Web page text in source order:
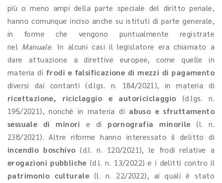
più o meno ampi della parte speciale del diritto penale,
hanno comunque inciso anche su istituti di parte generale,
in forme che vengono puntualmente registrate
nel Manuale. In alcuni casi il legislatore era chiamato a
dare attuazione a direttive europee, come quelle in
materia di frodi e falsificazione di mezzi di pagamento
diversi dai contanti (d.lgs. n. 184/2021), in materia di
ricettazione, riciclaggio e autoriciclaggio (d.lgs. n.
195/2021), nonché in materia di abuso e sfruttamento
sessuale di minori e di pornografia minorile (l. n.
238/2021). Altre riforme hanno interessato il delitto di
incendio boschivo (d.l. n. 120/2021), le frodi relative a
erogazioni pubbliche (d.l. n. 13/2022) e i delitti contro il
patrimonio culturale (l. n. 22/2022), ai quali è stato